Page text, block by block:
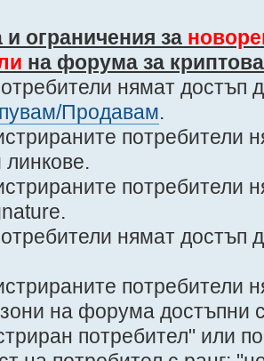
и ограничения за
на форума за
нямат достъп
Продавам.
потребители
потребители
нямат достъп
потребители
на форума достъпни
потребител" или